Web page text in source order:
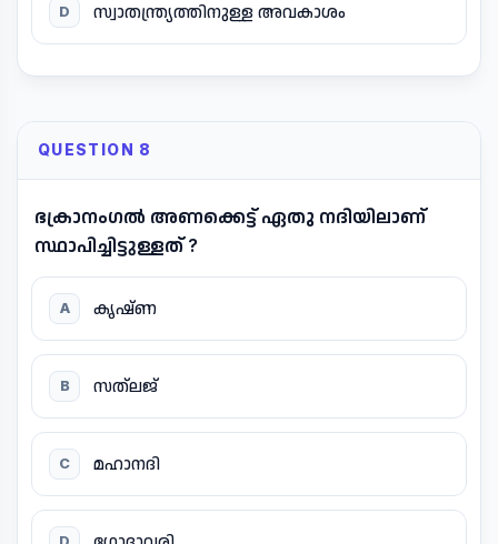
D സ്വാതന്ത്ര്യത്തിനുള്ള അവകാശം
QUESTION 8
ഭക്രാനംഗൽ അണക്കെട്ട് ഏതു നദിയിലാണ്
സ്ഥാപിച്ചിട്ടുള്ളത് ?
A കൃഷ്ണ
B സത്ലജ്
C മഹാനദി